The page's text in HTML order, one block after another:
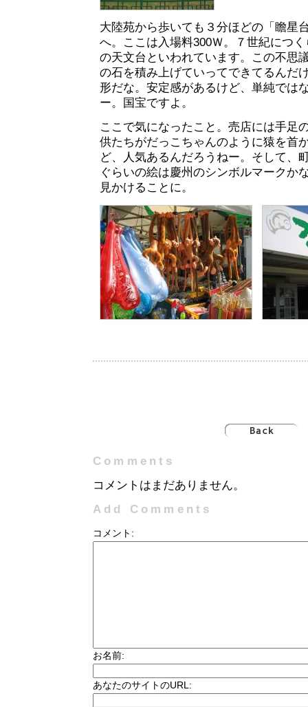
大陸苑から歩いても３分ほどの「瞻星
へ。ここは入場料300Ｗ。７世紀につ
の天文台といわれています。この不思
の石を積み上げていってできてるんだ
形だな。安定感があるけど、単純では
ー。国宝ですよ。
ここで気になったこと。売店には手足
供たちがだっこちゃんのように猿を首
ど、人気あるんだろうねー。そして、
ぐらいの絵は慶州のシンボルマークか
見かけることに。
Comments
コメントはまだありません。
Add Comments
コメント:
お名前:
あなたのサイトのURL: